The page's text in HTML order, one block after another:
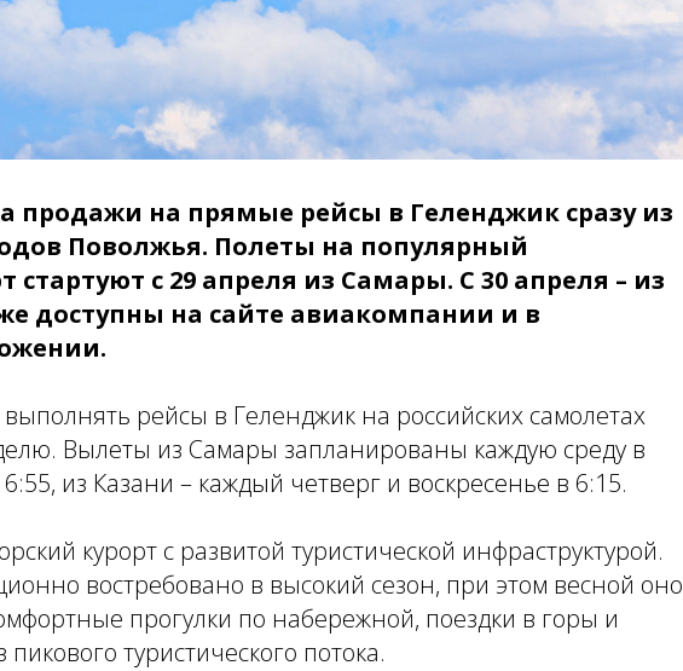
продажи на прямые рейсы в Геленджик сразу из
Поволжья. Полеты на популярный
стартуют с 29 апреля из Самары. С 30 апреля – из
доступны на сайте авиакомпании и в
рейсы в Геленджик на российских самолетах
Вылеты из Самары запланированы каждую среду в
из Казани – каждый четверг и воскресенье в 6:15.
курорт с развитой туристической инфраструктурой.
востребовано в высокий сезон, при этом весной оно
прогулки по набережной, поездки в горы и
туристического потока.